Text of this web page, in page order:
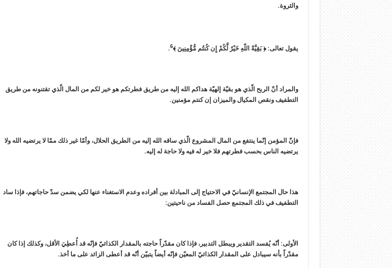
والثروة.
يقول تعالى: ﴿ بَقِيَّةُ اللّهِ خَيْرٌ لَّكُمْ إِن كُنتُم مُّؤْمِنِينَ ﴾6
.
والمراد أنّ الربح الّذي هو بقيّة إلهيّة هداكم الله إليه من طريق فطرتكم هو خير لكم من المال الّذي تقتنونه من طريق
التطفيف ونقص المكيال والميزان إن كنتم مؤمنين.
فإنّ المؤمن إنّما ينتفع من المال المشروع الّذي ساقه الله إليه من الطريق الحلال، وأمّا غير ذلك ممّا لا يرتضيه الله ولا
يرتضيه الناس بحسب فطرتهم فلا خير له فيه ولا حاجة له إليه.
هذا حال المجتمع الإنسانيّ في الاحتياج إلى المبادلة بين أفراده وعدم الاستغناء عنها لكي يضمن سدّ حاجاتهم، فإذا ساد
التطفيف في ذلك المجتمع حصل الفساد من ناحيتين:
الأولى: أنّه يُفسد التقدير ويبطل التدبير، فإذا كان مقدّراً حاجته بالمقدار الكذائيّ فإنّه قد أُعطِيَ الأقل، وكذلك إذا كان
مقدّراً بأنه سيبادل على المقدار الكذائيّ المعيّن فإنّه أيضاً يتبيّن أنّه قد أعطى الزائد على ما أخذ.